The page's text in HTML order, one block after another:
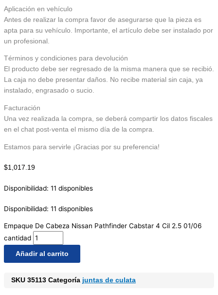
Aplicación en vehículo
Antes de realizar la compra favor de asegurarse que la pieza es
apta para su vehículo. Importante, el artículo debe ser instalado por
un profesional.
Términos y condiciones para devolución
El producto debe ser regresado de la misma manera que se recibió.
La caja no debe presentar daños. No recibe material sin caja, ya
instalado, engrasado o sucio.
Facturación
Una vez realizada la compra, se deberá compartir los datos fiscales
en el chat post-venta el mismo día de la compra.
Estamos para servirle ¡Gracias por su preferencia!
$1,017.19
Disponibilidad: 11 disponibles
Disponibilidad: 11 disponibles
Empaque De Cabeza Nissan Pathfinder Cabstar 4 Cil 2.5 01/06
cantidad
Añadir al carrito
SKU 35113 Categoría juntas de culata